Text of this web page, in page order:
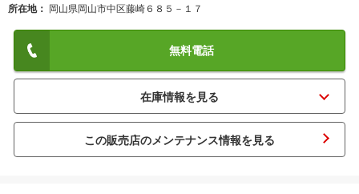
所在地 岡山県岡山市中区藤崎６８５－１７
無料電話
この販売店のメンテナンス情報を見る